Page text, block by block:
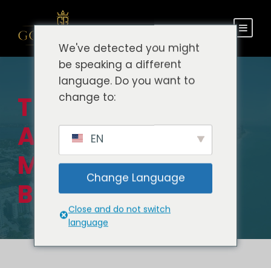
Transporte del
Aeropuerto de
Miami a Miami
Beach
We've detected you might
be speaking a different
language. Do you want to
change to:
EN
Change Language
Close and do not switch
language